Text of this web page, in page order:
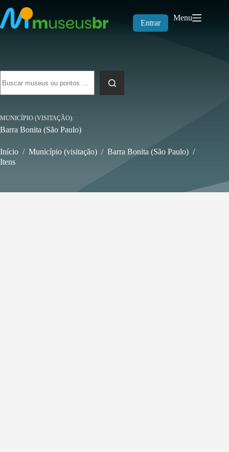
para
o
conteúdo
Entrar
Menu
resultados
MUNICÍPIO (VISITAÇÃO)
Barra Bonita (São Paulo)
Início / Município (visitação) / Barra Bonita (São Paulo) /
Itens